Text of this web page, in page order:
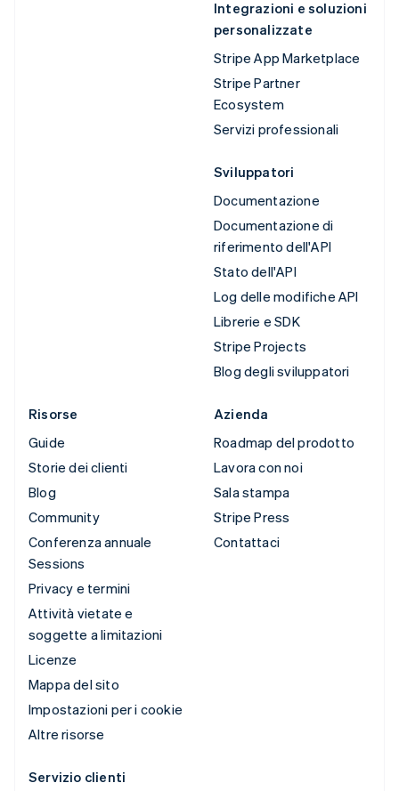
Integrazioni e soluzioni
personalizzate
Stripe App Marketplace
Stripe Partner
Ecosystem
Servizi professionali
Sviluppatori
Documentazione
Documentazione di
riferimento dell'API
Stato dell'API
Log delle modifiche API
Librerie e SDK
Stripe Projects
Blog degli sviluppatori
Risorse
Guide
Storie dei clienti
Blog
Community
Conferenza annuale
Sessions
Privacy e termini
Attività vietate e
soggette a limitazioni
Licenze
Mappa del sito
Impostazioni per i cookie
Altre risorse
Azienda
Roadmap del prodotto
Lavora con noi
Sala stampa
Stripe Press
Contattaci
Servizio clienti